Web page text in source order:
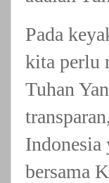
Pada
kita perlu
Tuhan
Indonesia
bersama